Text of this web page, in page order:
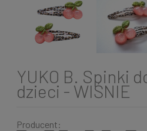
YUKO B. Spinki
dzieci - WIŚNIE
Producent: